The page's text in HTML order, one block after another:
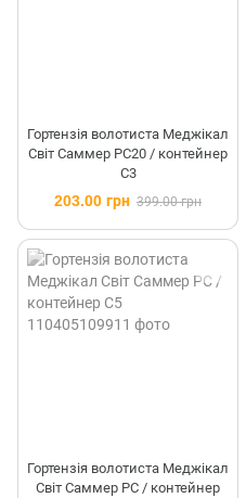
Гортензія волотиста Меджікал
Світ Саммер PC20 / контейнер
C3
203.00 грн 399.00 грн
Гортензія волотиста Меджікал
Світ Саммер PC / контейнер